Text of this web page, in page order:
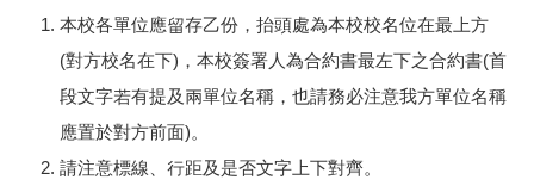
本校各單位應留存乙份，抬頭處為本校校名位在最上方
(對方校名在下)，本校簽署人為合約書最左下之合約書(首
段文字若有提及兩單位名稱，也請務必注意我方單位名稱
應置於對方前面)。
請注意標線、行距及是否文字上下對齊。